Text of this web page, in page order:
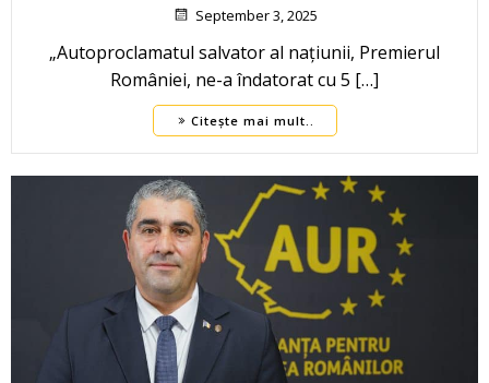
September 3, 2025
„Autoproclamatul salvator al națiunii, Premierul
României, ne-a îndatorat cu 5 […]
Citește mai mult..